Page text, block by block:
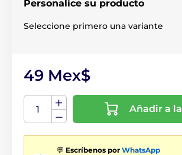
Personalice su producto
Seleccione primero una variante
49 Mex$
Añadir a
💬 Escríbenos por WhatsApp